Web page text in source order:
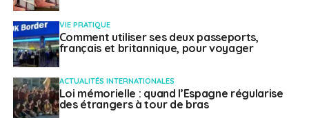
VIE PRATIQUE
Comment utiliser ses deux passeports,
français et britannique, pour voyager
ACTUALITÉS INTERNATIONALES
Loi mémorielle : quand l’Espagne régularise
des étrangers à tour de bras